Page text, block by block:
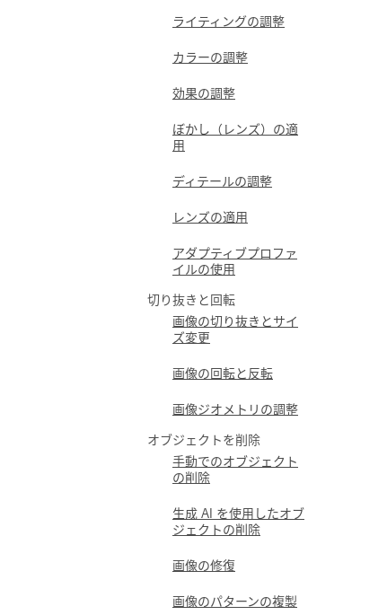
ライティングの調整
カラーの調整
効果の調整
ぼかし（レンズ）の適
用
ディテールの調整
レンズの適用
アダプティブプロファ
イルの使用
切り抜きと回転
画像の切り抜きとサイ
ズ変更
画像の回転と反転
画像ジオメトリの調整
オブジェクトを削除
手動でのオブジェクト
の削除
生成 AI を使用したオブ
ジェクトの削除
画像の修復
画像のパターンの複製